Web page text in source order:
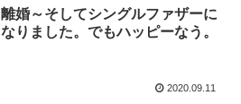
離婚～そしてシングルファザーに
なりました。でもハッピーなう。
2020.09.11